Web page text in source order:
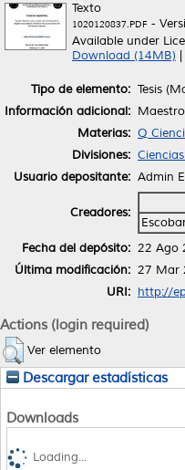
Texto
1020120837.PDF -
Available under
Download (14MB)
Tipo de elemento: Tesis
Información adicional:
Materias: Q
Divisiones:
Usuario depositante: Admin
Creadores:
Fecha del depósito: 22 Ago
Última modificación: 27 Mar
URI: http://
Actions (login required)
Ver elemento
Descargar estadísticas
Downloads
Loading...